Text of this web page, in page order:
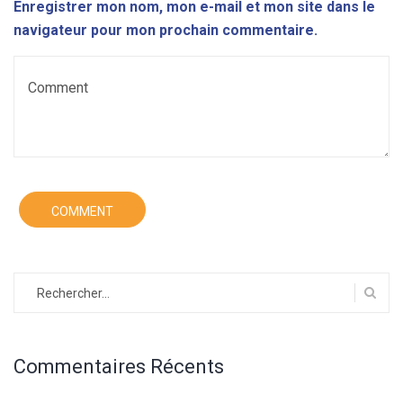
Enregistrer mon nom, mon e-mail et mon site dans le
navigateur pour mon prochain commentaire.
Commentaires Récents